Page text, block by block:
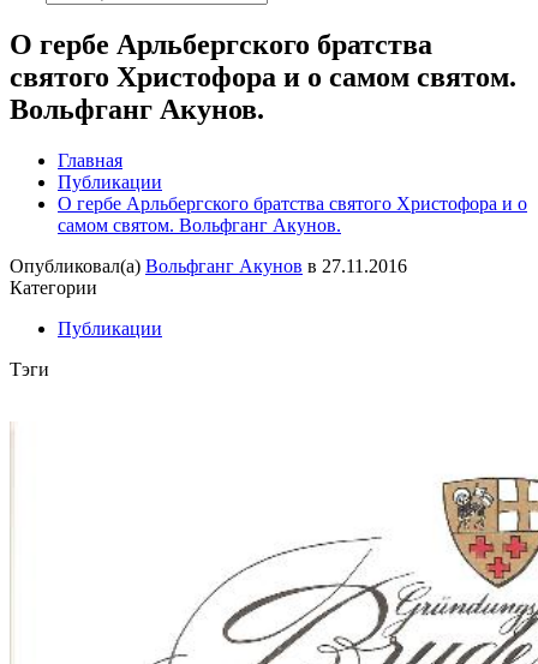
О гербе Арльбергского братства
святого Христофора и о самом святом.
Вольфганг Акунов.
Главная
Публикации
О гербе Арльбергского братства святого Христофора и о
самом святом. Вольфганг Акунов.
Опубликовал(а) Вольфганг Акунов в 27.11.2016
Категории
Публикации
Тэги